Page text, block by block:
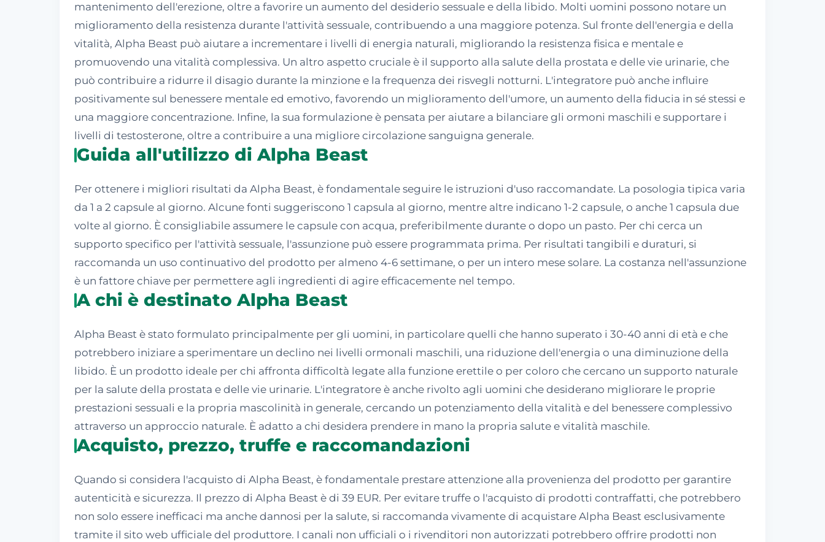
mantenimento dell'erezione, oltre a favorire un aumento del desiderio sessuale e della libido. Molti uomini possono notare un
miglioramento della resistenza durante l'attività sessuale, contribuendo a una maggiore potenza. Sul fronte dell'energia e della
vitalità, Alpha Beast può aiutare a incrementare i livelli di energia naturali, migliorando la resistenza fisica e mentale e
promuovendo una vitalità complessiva. Un altro aspetto cruciale è il supporto alla salute della prostata e delle vie urinarie, che
può contribuire a ridurre il disagio durante la minzione e la frequenza dei risvegli notturni. L'integratore può anche influire
positivamente sul benessere mentale ed emotivo, favorendo un miglioramento dell'umore, un aumento della fiducia in sé stessi e
una maggiore concentrazione. Infine, la sua formulazione è pensata per aiutare a bilanciare gli ormoni maschili e supportare i
livelli di testosterone, oltre a contribuire a una migliore circolazione sanguigna generale.
Guida all'utilizzo di Alpha Beast
Per ottenere i migliori risultati da Alpha Beast, è fondamentale seguire le istruzioni d'uso raccomandate. La posologia tipica varia
da 1 a 2 capsule al giorno. Alcune fonti suggeriscono 1 capsula al giorno, mentre altre indicano 1-2 capsule, o anche 1 capsula due
volte al giorno. È consigliabile assumere le capsule con acqua, preferibilmente durante o dopo un pasto. Per chi cerca un
supporto specifico per l'attività sessuale, l'assunzione può essere programmata prima. Per risultati tangibili e duraturi, si
raccomanda un uso continuativo del prodotto per almeno 4-6 settimane, o per un intero mese solare. La costanza nell'assunzione
è un fattore chiave per permettere agli ingredienti di agire efficacemente nel tempo.
A chi è destinato Alpha Beast
Alpha Beast è stato formulato principalmente per gli uomini, in particolare quelli che hanno superato i 30-40 anni di età e che
potrebbero iniziare a sperimentare un declino nei livelli ormonali maschili, una riduzione dell'energia o una diminuzione della
libido. È un prodotto ideale per chi affronta difficoltà legate alla funzione erettile o per coloro che cercano un supporto naturale
per la salute della prostata e delle vie urinarie. L'integratore è anche rivolto agli uomini che desiderano migliorare le proprie
prestazioni sessuali e la propria mascolinità in generale, cercando un potenziamento della vitalità e del benessere complessivo
attraverso un approccio naturale. È adatto a chi desidera prendere in mano la propria salute e vitalità maschile.
Acquisto, prezzo, truffe e raccomandazioni
Quando si considera l'acquisto di Alpha Beast, è fondamentale prestare attenzione alla provenienza del prodotto per garantire
autenticità e sicurezza. Il prezzo di Alpha Beast è di 39 EUR. Per evitare truffe o l'acquisto di prodotti contraffatti, che potrebbero
non solo essere inefficaci ma anche dannosi per la salute, si raccomanda vivamente di acquistare Alpha Beast esclusivamente
tramite il sito web ufficiale del produttore. I canali non ufficiali o i rivenditori non autorizzati potrebbero offrire prodotti non